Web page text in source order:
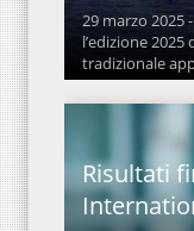
29 marzo 2025
l’edizione 2025
tradizionale
Risultati